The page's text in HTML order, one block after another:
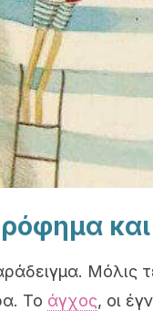
Μόλις
Το άγχος, οι